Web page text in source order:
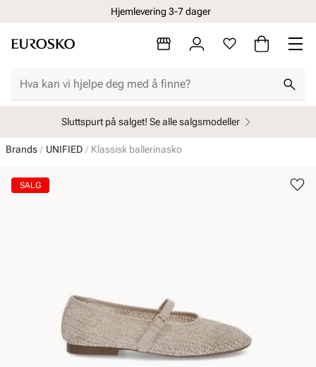
Hjemlevering 3-7 dager
Sluttspurt på salget! Se alle salgsmodeller
Brands UNIFIED Klassisk ballerinasko
SALG